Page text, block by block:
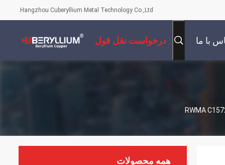
Hangzhou Cuberyllium Metal Technology Co.,Ltd.
با ما درخواست نقل قول
همه محصولات